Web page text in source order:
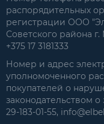
распорядительных
регистрации ООО
Советского района
+375 17 3181333
Номер и адрес
уполномоченного
покупателей о
законодательством
29-183-01-55,